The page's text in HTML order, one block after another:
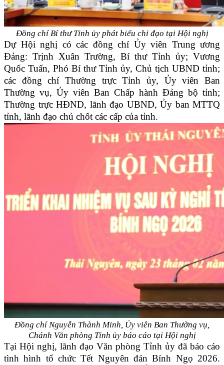
Đồng chí Bí thư Tỉnh ủy phát biểu chỉ đạo tại Hội nghị
Dự Hội nghị có các đồng chí Ủy viên Trung ương
Đảng: Trịnh Xuân Trường, Bí thư Tỉnh ủy; Vương
Quốc Tuấn, Phó Bí thư Tỉnh ủy, Chủ tịch UBND tỉnh;
các đồng chí Thường trực Tỉnh ủy, Ủy viên Ban
Thường vụ, Ủy viên Ban Chấp hành Đảng bộ tỉnh;
Thường trực HĐND, lãnh đạo UBND, Ủy ban MTTQ
tỉnh, lãnh đạo chủ chốt các cấp của tỉnh.
Đồng chí Nguyễn Thành Minh, Ủy viên Ban Thường vụ,
Chánh Văn phòng Tỉnh ủy báo cáo tại Hội nghị
Tại Hội nghị, lãnh đạo Văn phòng Tỉnh ủy đã báo cáo
tình hình tổ chức Tết Nguyên đán Bính Ngọ 2026.